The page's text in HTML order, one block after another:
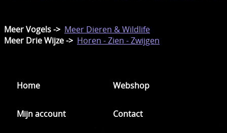
Meer Vogels -> Meer Dieren & Wildlife
Meer Drie Wijze -> Horen - Zien - Zwijgen
Home Webshop
Mijn account Contact